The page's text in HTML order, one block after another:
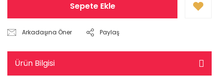
Sepete Ekle
Arkadaşına Öner Paylaş
Ürün Bilgisi